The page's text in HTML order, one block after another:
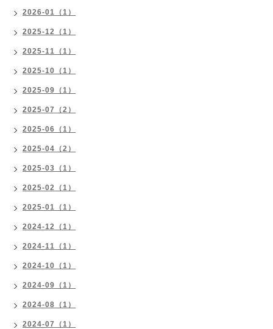
2026-01（1）
2025-12（1）
2025-11（1）
2025-10（1）
2025-09（1）
2025-07（2）
2025-06（1）
2025-04（2）
2025-03（1）
2025-02（1）
2025-01（1）
2024-12（1）
2024-11（1）
2024-10（1）
2024-09（1）
2024-08（1）
2024-07（1）